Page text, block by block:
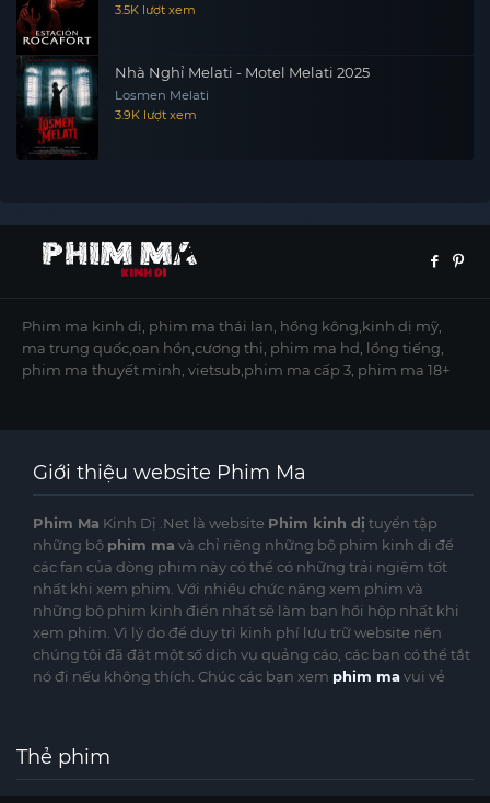
3.5K lượt xem
Nhà Nghỉ Melati - Motel Melati 2025
Losmen Melati
3.9K lượt xem
Phim ma kinh dị, phim ma thái lan, hồng kông,kinh dị mỹ,
ma trung quốc,oan hồn,cương thi, phim ma hd, lồng tiếng,
phim ma thuyết minh, vietsub,phim ma cấp 3, phim ma 18+
Giới thiệu website Phim Ma
Phim Ma Kinh Dị .Net là website Phim kinh dị tuyển tập
những bộ phim ma và chỉ riêng những bộ phim kinh dị để
các fan của dòng phim này có thể có những trải ngiệm tốt
nhất khi xem phim. Với nhiều chức năng xem phim và
những bộ phim kinh điển nhất sẽ làm bạn hồi hộp nhất khi
xem phim. Vì lý do để duy trì kinh phí lưu trữ website nên
chúng tôi đã đặt một số dịch vụ quảng cáo, các bạn có thể tắt
nó đi nếu không thích. Chúc các bạn xem phim mavui vẻ
Thẻ phim